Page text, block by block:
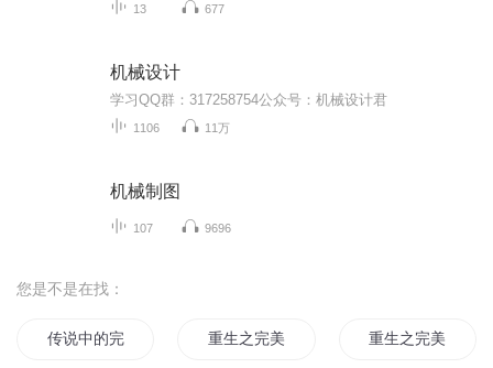
13 677
机械设计
学习QQ群：317258754公众号：机械设计君
1106 11万
机械制图
107 9696
您是不是在找：
传说中的完美形体 重生之完美武神 重生之完美未来